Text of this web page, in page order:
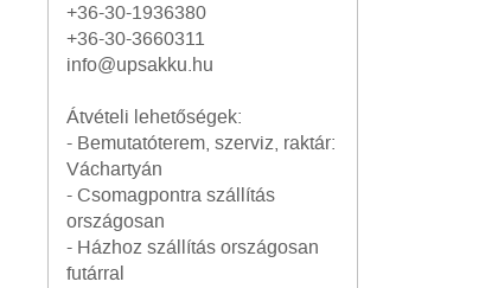
+36-30-1936380
+36-30-3660311
info@upsakku.hu
Átvételi lehetőségek:
- Bemutatóterem, szerviz, raktár:
Váchartyán
- Csomagpontra szállítás
országosan
- Házhoz szállítás országosan
futárral